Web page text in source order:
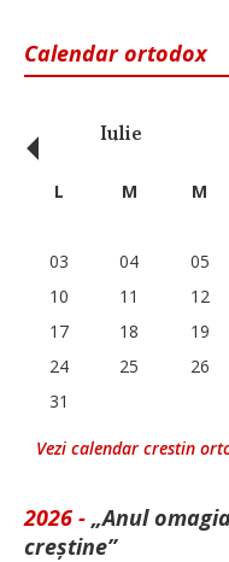
Calendar ortodox
Iulie
‹ L M M
03
04 05
10
11 12
17
18 19
24
25 26
31
Vezi calendar crestin
2026 - „Anul
creștine”